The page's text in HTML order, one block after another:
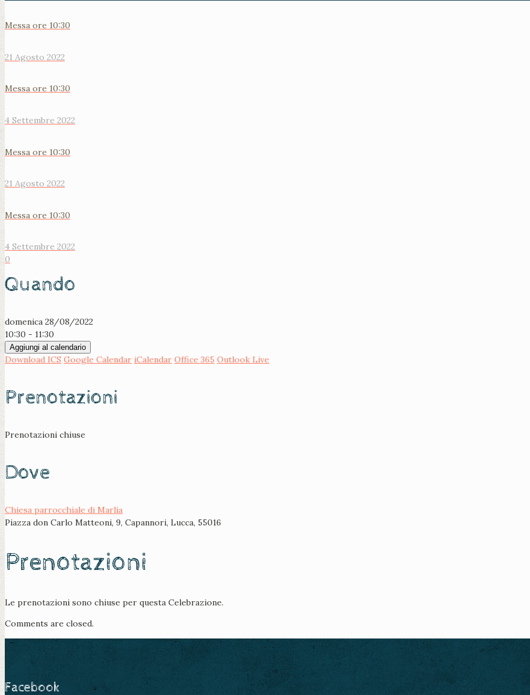
Messa ore 10:30
21 Agosto 2022
Messa ore 10:30
4 Settembre 2022
Messa ore 10:30
21 Agosto 2022
Messa ore 10:30
4 Settembre 2022
0
Quando
domenica 28/08/2022
10:30 - 11:30
Aggiungi al calendario
Download ICS Google Calendar iCalendar Office 365 Outlook Live
Prenotazioni
Prenotazioni chiuse
Dove
Chiesa parrocchiale di Marlia
Piazza don Carlo Matteoni, 9, Capannori, Lucca, 55016
Prenotazioni
Le prenotazioni sono chiuse per questa Celebrazione.
Comments are closed.
Facebook